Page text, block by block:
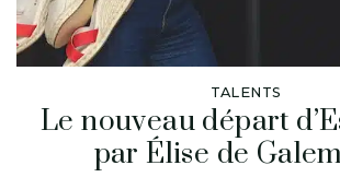
TALENTS
Le nouveau départ
par Élise de